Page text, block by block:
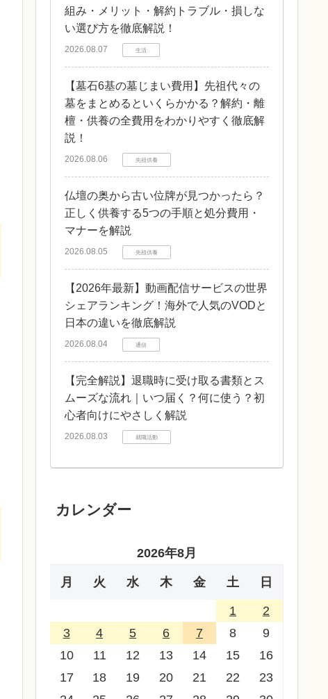
組み・メリット・解約トラブル・損しな
い選び方を徹底解説！
2026.08.07 生活
【墓石6基の墓じまい費用】先祖代々の
墓をまとめるといくらかかる？解約・離
檀・供養の全費用をわかりやすく徹底解
説！
2026.08.06 先祖供養
仏壇の奥から古い位牌が見つかったら？
正しく供養する5つの手順と処分費用・
マナーを解説
2026.08.05 先祖供養
【2026年最新】動画配信サービスの世界
シェアランキング！海外で人気のVODと
日本の違いを徹底解説
2026.08.04 通信
【完全解説】退職時に受け取る書類とス
ムーズな流れ｜いつ届く？何に使う？初
心者向けにやさしく解説
2026.08.03 就職活動
カレンダー
2026年8月
月 火 水 木 金 土 日
1
2
3
4 5 6 7 8
9
10
11 12 13 14 15
16
17
18 19 20 21 22
23